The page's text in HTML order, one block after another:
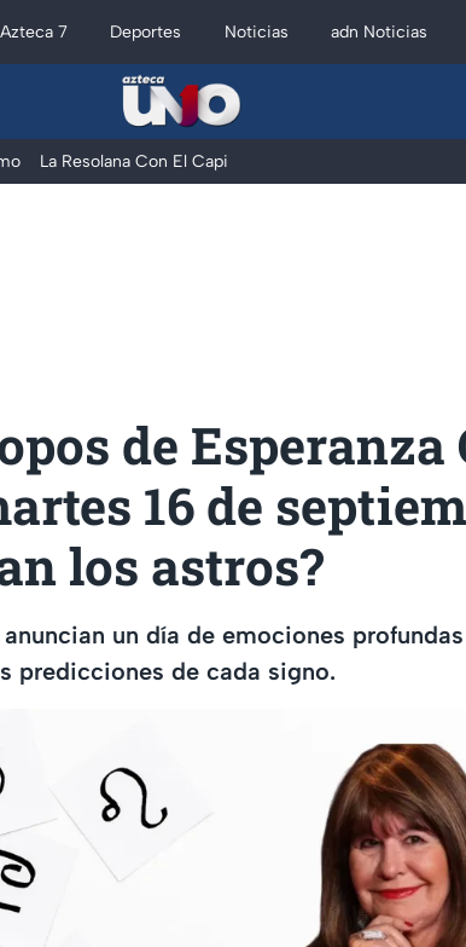
Azteca 7 Deportes Noticias adn Noticias
La Resolana Con El Capi
de Esperanza
16 de
los astros?
un día de emociones
predicciones de cada signo.